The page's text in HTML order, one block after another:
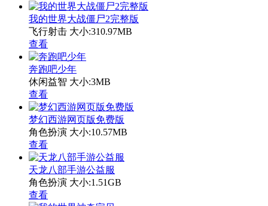
我的世界大战僵尸2完整版
飞行射击 大小:310.97MB
查看
奔跑吧少年
休闲益智 大小:3MB
查看
梦幻西游网页版免费版
角色扮演 大小:10.57MB
查看
天龙八部手游公益服
角色扮演 大小:1.51GB
查看